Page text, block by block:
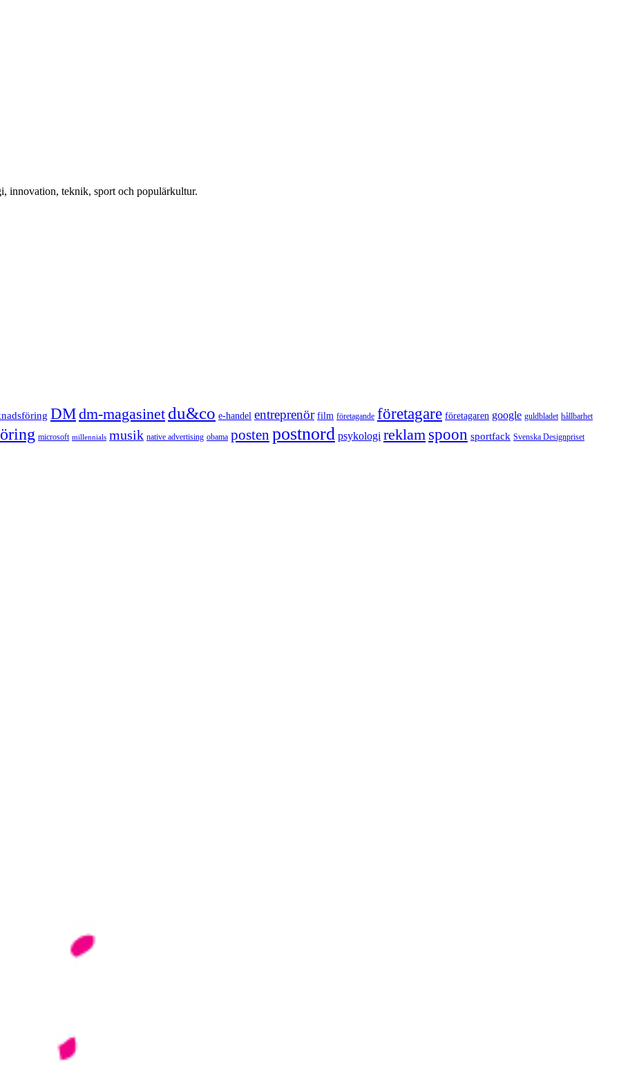
innovation, teknik, sport och populärkultur.
DMdm-magasinet du&co e-handel entreprenör film företagande företagare företagaren google guldbladet hållbarhet
microsoft millennials musik native advertising obama posten postnord psykologi reklam spoon sportfack Svenska Designpriset